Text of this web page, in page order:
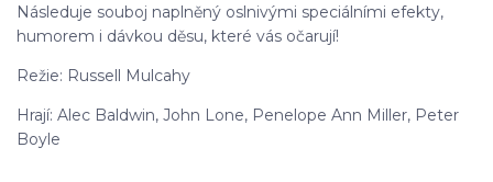
Následuje souboj naplněný oslnivými speciálními efekty,
humorem i dávkou děsu, které vás očarují!
Režie: Russell Mulcahy
Hrají: Alec Baldwin, John Lone, Penelope Ann Miller, Peter
Boyle